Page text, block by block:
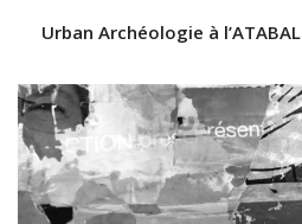
Urban Archéologie à l’ATABAL